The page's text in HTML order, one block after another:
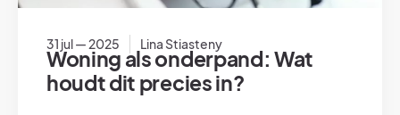
31 jul — 2025 Lina Stiasteny
Woning als onderpand: Wat
houdt dit precies in?